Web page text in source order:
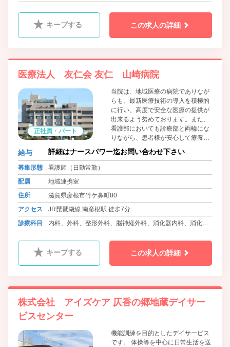
キープする この求人の詳細
医療法人 友仁会 友仁 山崎病院
正社員・パート
当院は、地域医療の病院でありなが
らも、最新医療技術の導入を積極的
に行い、高度で安全な医療の提供が
出来るよう努めております。また、
看護部においても診療部と両輪にな
りながら、患者様が安心して療養し
ていただけるようなアットホームな
環境が提供できるよう、地域に根ざ
おります。
給与 詳細はナースパワー迄お問い合わせ下さい
募集形態
看護師（日勤常勤）
配属
地域連携室
住所
滋賀県彦根市竹ケ鼻町80
アクセス
JR琵琶湖線 南彦根駅 徒歩7分
診療科目
内科、外科、整形外科、脳神経外科、消化器内科、消化器
キープする この求人の詳細
株式会社 アイズケア 仄香の郷地蔵デイサー
ビスセンター
機能訓練を目的としたデイサービス
です。 体操等を中心に日常生活を送